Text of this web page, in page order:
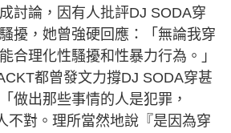
討論，因有人批評DJ SODA穿
擾，她曾強硬回應：「無論我穿
合理化性騷擾和性暴力行為。」
都曾發文力撐DJ SODA穿甚
做出那些事情的人是犯罪，
不對。理所當然地說『是因為穿